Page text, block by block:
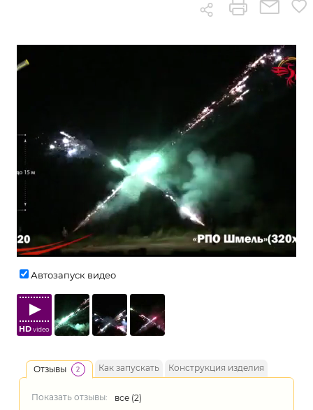
Автозапуск видео
HDvideo
Отзывы 2 Как запускать Конструкция изделия
Показать отзывы: все (2)